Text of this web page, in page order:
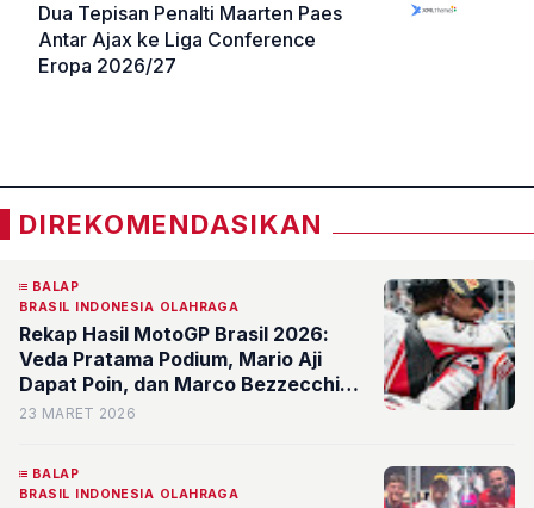
Dua Tepisan Penalti Maarten Paes
Antar Ajax ke Liga Conference
Eropa 2026/27
DIREKOMENDASIKAN
BALAP
BRASIL INDONESIA OLAHRAGA
Rekap Hasil MotoGP Brasil 2026:
Veda Pratama Podium, Mario Aji
Dapat Poin, dan Marco Bezzecchi
Menang di Kelas Utama
23 MARET 2026
BALAP
BRASIL INDONESIA OLAHRAGA